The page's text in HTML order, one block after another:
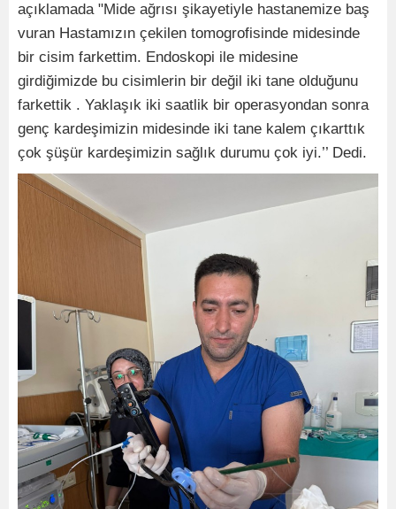
açıklamada "Mide ağrısı şikayetiyle hastanemize baş
vuran Hastamızın çekilen tomogrofisinde midesinde
bir cisim farkettim. Endoskopi ile midesine
girdiğimizde bu cisimlerin bir değil iki tane olduğunu
farkettik . Yaklaşık iki saatlik bir operasyondan sonra
genç kardeşimizin midesinde iki tane kalem çıkarttık
çok şüşür kardeşimizin sağlık durumu çok iyi.’’ Dedi.